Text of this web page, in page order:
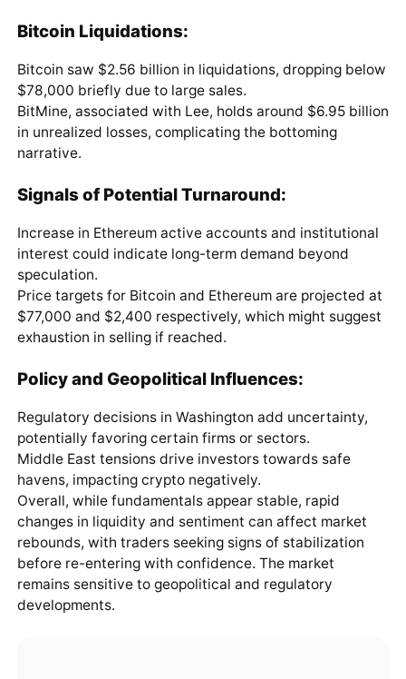
Bitcoin Liquidations:
Bitcoin saw $2.56 billion in liquidations, dropping below
$78,000 briefly due to large sales.
BitMine, associated with Lee, holds around $6.95 billion
in unrealized losses, complicating the bottoming
narrative.
Signals of Potential Turnaround:
Increase in Ethereum active accounts and institutional
interest could indicate long-term demand beyond
speculation.
Price targets for Bitcoin and Ethereum are projected at
$77,000 and $2,400 respectively, which might suggest
exhaustion in selling if reached.
Policy and Geopolitical Influences:
Regulatory decisions in Washington add uncertainty,
potentially favoring certain firms or sectors.
Middle East tensions drive investors towards safe
havens, impacting crypto negatively.
Overall, while fundamentals appear stable, rapid
changes in liquidity and sentiment can affect market
rebounds, with traders seeking signs of stabilization
before re-entering with confidence. The market
remains sensitive to geopolitical and regulatory
developments.